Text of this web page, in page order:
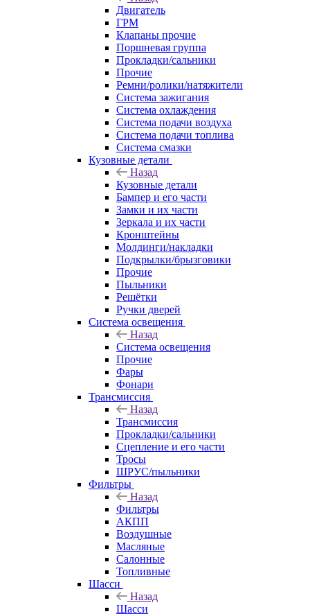
Двигатель
ГРМ
Клапаны прочие
Поршневая группа
Прокладки/сальники
Прочие
Ремни/ролики/натяжители
Система зажигания
Система охлаждения
Система подачи воздуха
Система подачи топлива
Система смазки
Кузовные детали
Назад
Кузовные детали
Бампер и его части
Замки и их части
Зеркала и их части
Кронштейны
Молдинги/накладки
Подкрылки/брызговики
Прочие
Пыльники
Решётки
Ручки дверей
Система освещения
Назад
Система освещения
Прочие
Фары
Фонари
Трансмиссия
Назад
Трансмиссия
Прокладки/сальники
Сцепление и его части
Тросы
ШРУС/пыльники
Фильтры
Назад
Фильтры
АКПП
Воздушные
Масляные
Салонные
Топливные
Шасси
Назад
Шасси